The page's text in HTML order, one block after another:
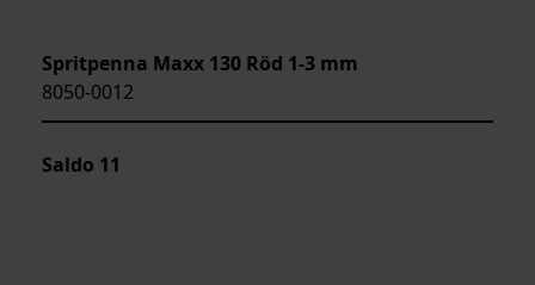
Spritpenna Maxx 130 Röd 1-3 mm
8050-0012
Saldo 11